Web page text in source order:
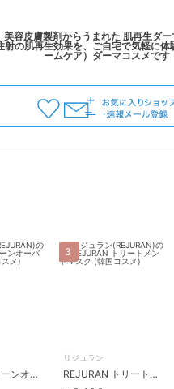
美容皮膚製剤からうまれた 肌再生ダー
の肌再生効果を、ご自宅で気軽に
REJURAN ターンオーバー マスク(韓国コスメ)
リジュラン
REJURAN トリートメントマスク (韓国コスメ)
3